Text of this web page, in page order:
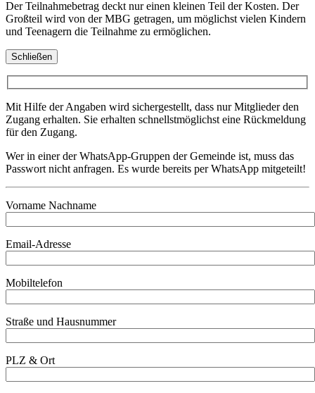
Der Teilnahmebetrag deckt nur einen kleinen Teil der Kosten. Der
Großteil wird von der MBG getragen, um möglichst vielen Kindern
und Teenagern die Teilnahme zu ermöglichen.
Schließen
Mit Hilfe der Angaben wird sichergestellt, dass nur Mitglieder den
Zugang erhalten. Sie erhalten schnellstmöglichst eine Rückmeldung
für den Zugang.
Wer in einer der WhatsApp-Gruppen der Gemeinde ist, muss das
Passwort nicht anfragen. Es wurde bereits per WhatsApp mitgeteilt!
Vorname Nachname
Email-Adresse
Mobiltelefon
Straße und Hausnummer
PLZ & Ort